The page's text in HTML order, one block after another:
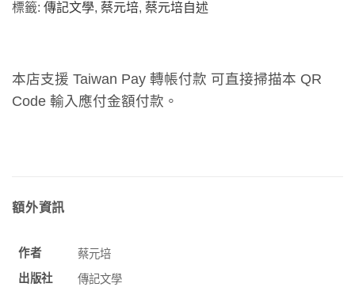
標籤: 傳記文學, 蔡元培, 蔡元培自述
本店支援 Taiwan Pay 轉帳付款 可直接掃描本 QR
Code 輸入應付金額付款。
額外資訊
作者
蔡元培
出版社
傳記文學